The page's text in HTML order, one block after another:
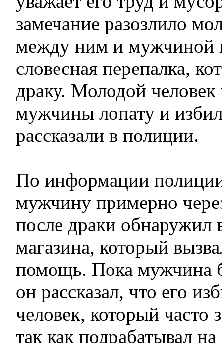
замечание разозлило
между ним и мужчиной
словесная перепалка,
драку. Молодой человек
мужчины лопату и
рассказали в полиции.
По информации
мужчину примерно
после драки обнаружил
магазина, который
помощь. Пока мужчина
он рассказал, что его
человек, который часто
так как подрабатывал